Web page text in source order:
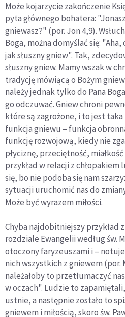
Może kojarzycie zakończenie
pyta głównego bohatera:
gniewasz?" (por. Jon 4,9).
Boga, można domyślać się:
jak słuszny gniew". Tak,
słuszny gniew. Mamy wszak w
tradycję mówiącą o Bożym
należy jednak tylko do Pana
go odczuwać. Gniew chroni
które są zagrożone, i to jest
funkcja gniewu – funkcja
funkcję rozwojową, kiedy nie
płyciznę, przeciętność,
przykład w relacji z chłopakiem
się, bo nie podoba się nam
sytuacji uruchomić nas do
Może być wyrazem miłości.
Chyba najdobitniejszy przykład
rozdziale Ewangelii według św.
otoczony faryzeuszami i –
nich wszystkich z gniewem (por.
należałoby to przetłumaczyć
w oczach". Ludzie to
ustnie, a następnie zostało to
gniewem i miłością, skoro św.